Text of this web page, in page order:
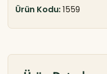
Ürün Kodu:1559